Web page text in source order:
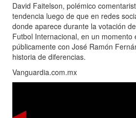
David Faitelson, polémico
tendencia luego de que en redes
donde aparece durante la votación
Futbol Internacional, en un momento
públicamente con José Ramón
historia de diferencias.
Vanguardia.com.mx